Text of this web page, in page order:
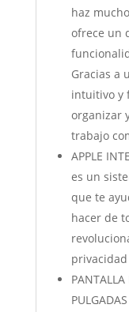
haz
ofrece un
Gracias a
intuitivo y
organizar
trabajo
APPLE
es un
que te
hacer de
privacidad